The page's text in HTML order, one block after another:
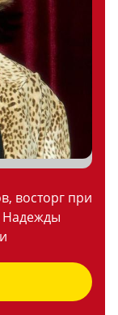
восторг при
Надежды